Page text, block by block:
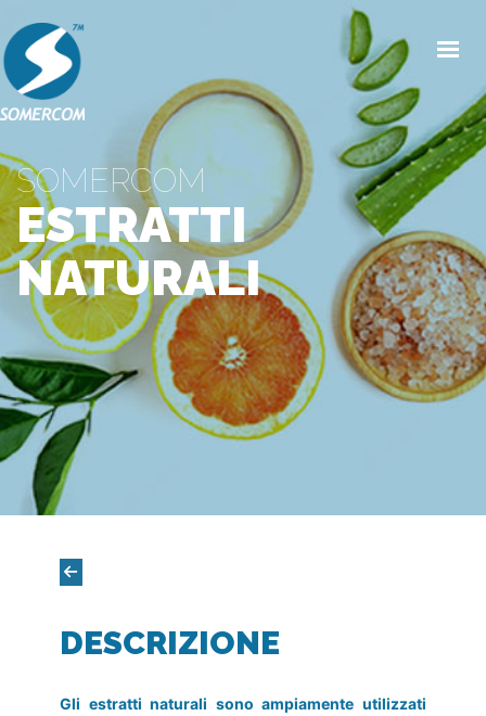
HOME
CHI SIAMO
MERCATI
NEWS/EVENTI
CONDIZIONI GENERALI DI VENDITA
CONTATTI
SOMERCOM
ESTRATTI
NATURALI
DESCRIZIONE
Gli estratti naturali sono ampiamente utilizzati